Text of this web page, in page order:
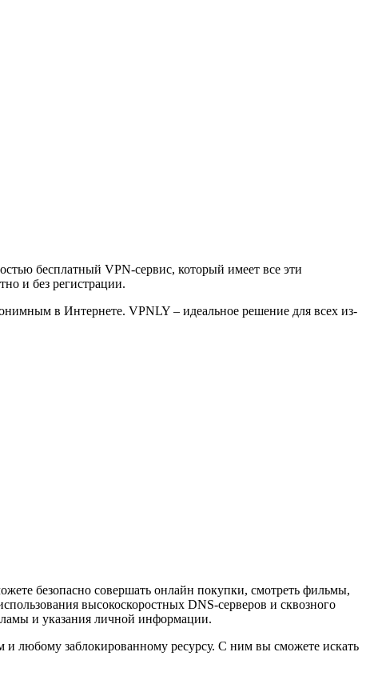
бесплатный VPN-сервис, который имеет все эти
и без регистрации.
в Интернете. VPNLY – идеальное решение для всех из-
безопасно совершать онлайн покупки, смотреть фильмы,
высокоскоростных DNS-серверов и сквозного
и указания личной информации.
и любому заблокированному ресурсу. С ним вы сможете искать